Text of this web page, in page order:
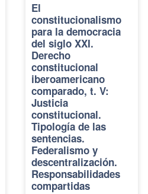
El
constitucionalismo
para la democracia
del siglo XXI.
Derecho
constitucional
iberoamericano
comparado, t. V:
Justicia
constitucional.
Tipología de las
sentencias.
Federalismo y
descentralización.
Responsabilidades
compartidas